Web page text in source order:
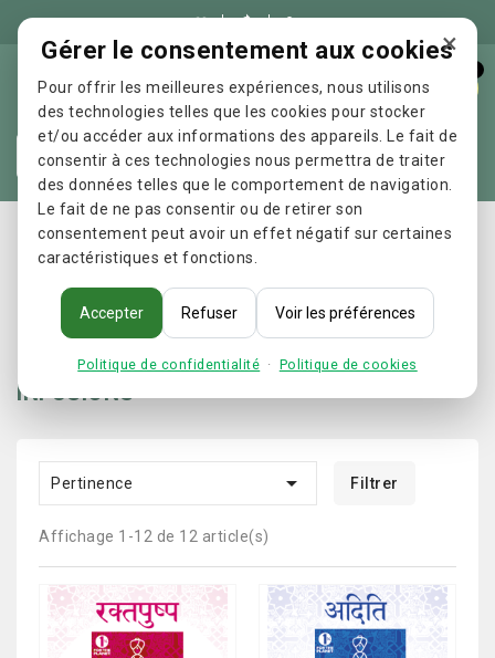
×
Gérer le consentement aux cookies
Pour offrir les meilleures expériences, nous utilisons
des technologies telles que les cookies pour stocker
et/ou accéder aux informations des appareils. Le fait de
consentir à ces technologies nous permettra de traiter
des données telles que le comportement de navigation.
Le fait de ne pas consentir ou de retirer son
consentement peut avoir un effet négatif sur certaines
caractéristiques et fonctions.
Accepter Refuser Voir les préférences
Politique de confidentialité · Politique de cookies

Accueil COMPLEMENTS ALIMENTAIRES INFUSIONS
INFUSIONS
Pertinence  Filtrer
Affichage 1-12 de 12 article(s)